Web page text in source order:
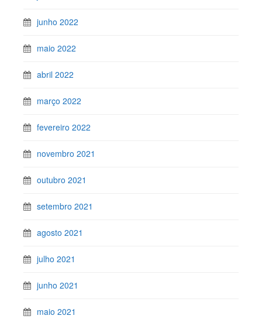
junho 2022
maio 2022
abril 2022
março 2022
fevereiro 2022
novembro 2021
outubro 2021
setembro 2021
agosto 2021
julho 2021
junho 2021
maio 2021